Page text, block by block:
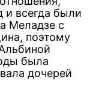
и всегда были
Меладзе с
поэтому
была
дочерей